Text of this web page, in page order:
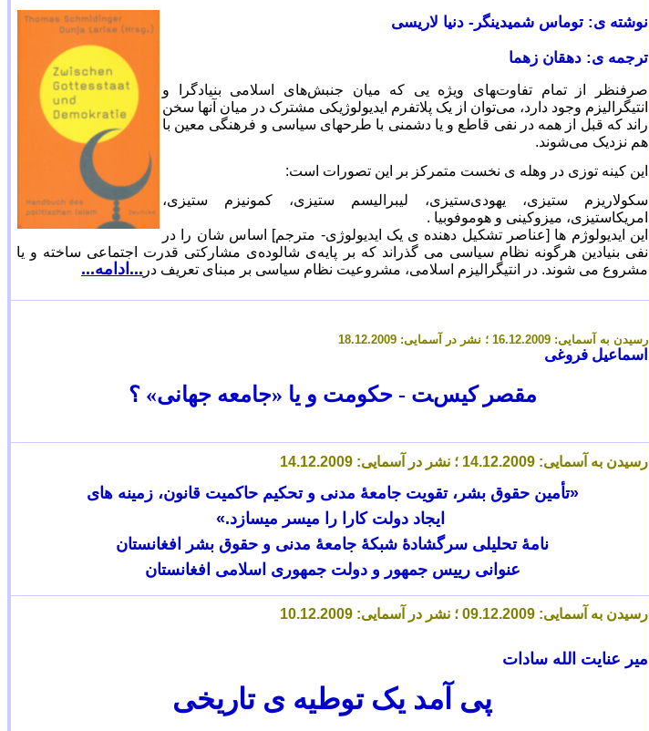
نوشته ی: توماس شمیدینگر- دنیا لاریسی
ترجمه ی: دهقان زهما
صرفنظر از تمام تفاوتهای ویژه یی که میان جنبش‌های اسلامی بنیاد‌گرا و
انتیگرالیزم وجود دارد، می‌توان از یک پلاتفرم ایدیولوژیکی مشترک در میان آنها سخن
راند که قبل از همه در نفی قاطع و یا دشمنی با طرحهای سیاسی و فرهنگی معین با
هم نزدیک می‌شوند.
این کینه توزی در وهله ی نخست متمرکز بر این تصورات است:
سکولاریزم ستیزی، یهودی‌ستیزی، لیبرالیسم ستیزی، کمونیزم ستیزی،
امریکاستیزی، میزوکینی و هوموفوبیا .
این ایدیولوژم ها [عناصر تشکیل دهنده ی یک ایدیولوژی- مترجم] اساس شان را در
نفی بنیادین هرگونه نظام سیاسی می گذراند که بر پایه‌ی شالوده‌ی مشارکتی قدرت اجتماعی ساخته و یا
مشروع می شوند. در انتیگرالیزم اسلامی، مشروعیت نظام سیاسی بر مبنای تعریف در ...ادامه...
رسیدن به آسمایی: 1 6.12.2009 ؛ نشر در آسمایی: 18.12.2009
اسماعیل فروغی
مقصر کیست - حکومت و یا «جامعه جهانی» ؟
رسیدن به آسمایی: 14.12.2009 ؛ نشر در آسمایی: 14.12.2009
«تأمین حقوق بشر، تقویت جامعۀ مدنی و تحکیم حاکمیت قانون، زمینه های
ایجاد دولت کارا را میسر میسازد.»
نامۀ تحلیلی سرگشادۀ شبکۀ جامعۀ مدنی و حقوق بشر افغانستان
عنوانی رییس جمهور و دولت جمهوری اسلامی افغانستان
رسیدن به آسمایی: 09.12.2009 ؛ نشر در آسمایی: 10.12.2009
میر عنایت الله سادات
پی آمد یک توطیه ی تاریخی